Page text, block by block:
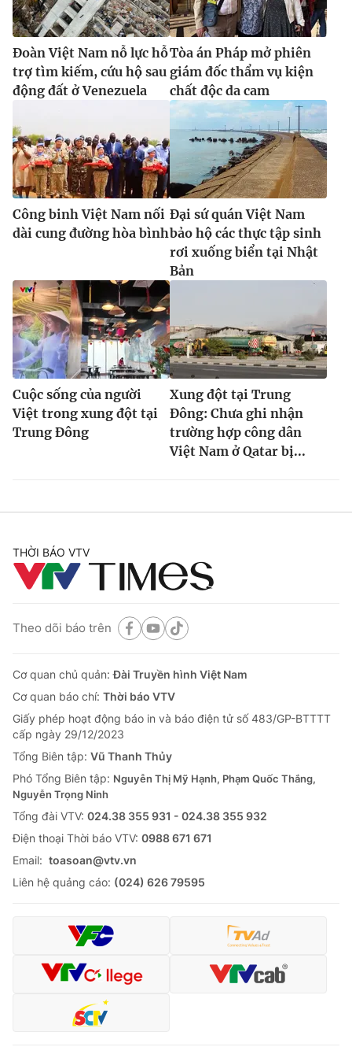
Đoàn Việt Nam nỗ lực hỗ
trợ tìm kiếm, cứu hộ sau
động đất ở Venezuela
Tòa án Pháp mở phiên
giám đốc thẩm vụ kiện
chất độc da cam
Công binh Việt Nam nối
dài cung đường hòa bình
Đại sứ quán Việt Nam
bảo hộ các thực tập sinh
rơi xuống biển tại Nhật
Bản
Cuộc sống của người
Việt trong xung đột tại
Trung Đông
Xung đột tại Trung
Đông: Chưa ghi nhận
trường hợp công dân
Việt Nam ở Qatar bị...
THỜI BÁO VTV
Theo dõi báo trên
Cơ quan chủ quản:Đài Truyền hình Việt Nam
Cơ quan báo chí: Thời báo VTV
Giấy phép hoạt động báo in và báo điện tử số 483/GP-BTTTT
cấp ngày 29/12/2023
Tổng Biên tập: Vũ Thanh Thủy
Phó Tổng Biên tập: Nguyễn Thị Mỹ Hạnh, Phạm Quốc Thắng,
Nguyễn Trọng Ninh
Tổng đài VTV: 024.38 355 931 - 024.38 355 932
Ðiện thoại Thời báo VTV: 0988 671 671
Email: toasoan@vtv.vn
Liên hệ quảng cáo: (024) 626 79595